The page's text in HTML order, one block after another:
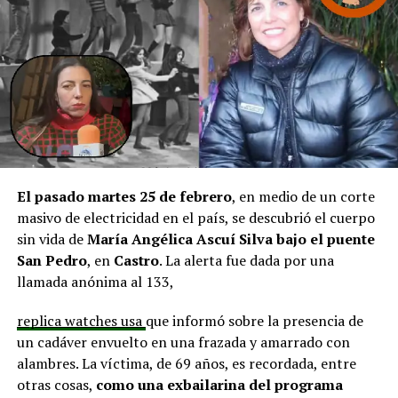
agregando que en su comuna tienen iniciativas
aprobadas que aún esperan financiamiento, como la
infraestructura del Club Deportivo Bernardo O’Higgins
y el cierre perimetral del Club Deportivo Aucar, obras
fundamentales para el desarrollo comunitario.
El alcalde de Quemchi, Javier Ugarte, expresó una
situación similar, señalando que en su comuna tienen
proyectos elegibles tanto en PMU como en PMB, pero
que hasta la fecha no han recibido respuesta clara sobre
si se entregarán los recursos.“Preocupa esta situación,
estos son proyectos que vienen trabajándose desde
hace tiempo y que hoy están en riesgo por la falta de
En la comuna deCuraco de Vélez, la alcaldesa Javiera
Yáñezindicó que históricamente la Subdere ha apoyado
a los municipios en diversos proyectos y que confía en
El pasado martes 25 de febrero, en medio de un corte
masivo de electricidad en el país, se descubrió el cuerpo
sin vida deMaría Angélica Ascuí Silvabajo el puente
San Pedro, en Castro. La alerta fue dada por una
llamada anónima al 133,
replica watches usa que informó sobre la presencia de
un cadáver envuelto en una frazada y amarrado con
alambres. La víctima, de 69 años, es recordada, entre
otras cosas, como una exbailarina del programa